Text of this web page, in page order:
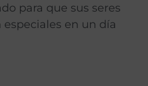
para que sus seres
en un día